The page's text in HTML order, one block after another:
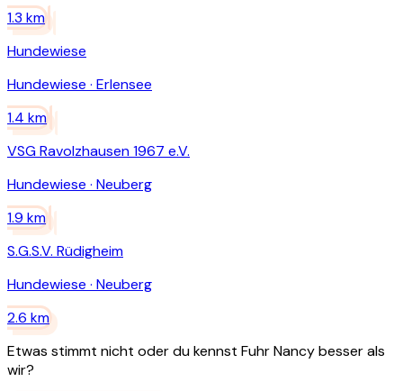
1.3 km
Hundewiese
Hundewiese · Erlensee
1.4 km
VSG Ravolzhausen 1967 e.V.
Hundewiese · Neuberg
1.9 km
S.G.S.V. Rüdigheim
Hundewiese · Neuberg
2.6 km
Etwas stimmt nicht oder du kennst Fuhr Nancybesser als
wir?